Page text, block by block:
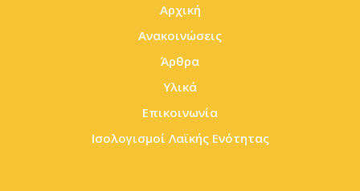
Αρχική
Ανακοινώσεις
Άρθρα
Υλικά
Επικοινωνία
Ισολογισμοί Λαϊκής Ενότητας